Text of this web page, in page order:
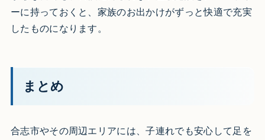
ーに持っておくと、家族のお出かけがずっと快適で充実
したものになります。
まとめ
合志市やその周辺エリアには、子連れでも安心して足を